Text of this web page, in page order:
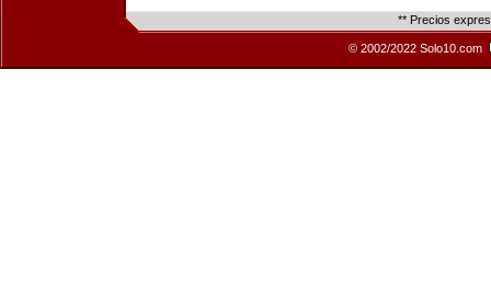
** Precios
© 2002/2022 Solo10.com